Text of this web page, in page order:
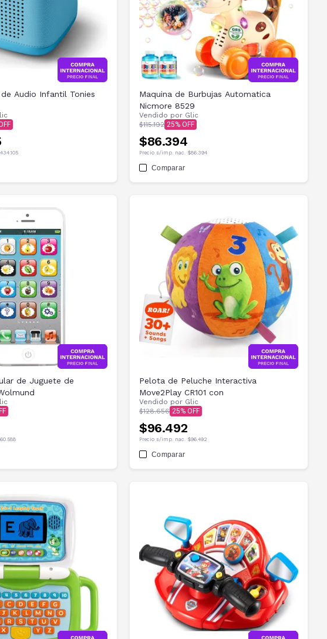
Audio Infantil Tonies
Maquina de Burbujas Automatica
Nicmore 8529
Vendido por Glic
$115.192 25
$86.394
Precio s/imp. nac. $86.394
Comparar
de Juguete de
Pelota de Peluche Interactiva
Move2Play CR101 con
Vendido por Glic
$128.656 25
$96.492
Precio s/imp. nac. $96.492
Comparar